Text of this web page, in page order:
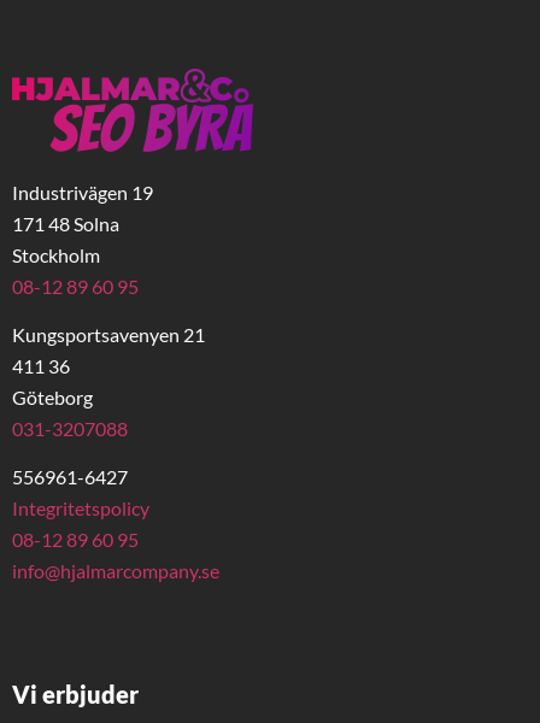
Industrivägen 19
171 48 Solna
Stockholm
08-12 89 60 95
Kungsportsavenyen 21
411 36
Göteborg
031-3207088
556961-6427
Integritetspolicy
08-12 89 60 95
info@hjalmarcompany.se
Vi erbjuder